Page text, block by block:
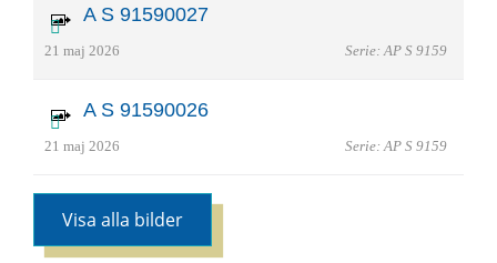
A S 91590027
21 maj 2026 Serie: AP S 9159
A S 91590026
21 maj 2026 Serie: AP S 9159
Visa alla bilder